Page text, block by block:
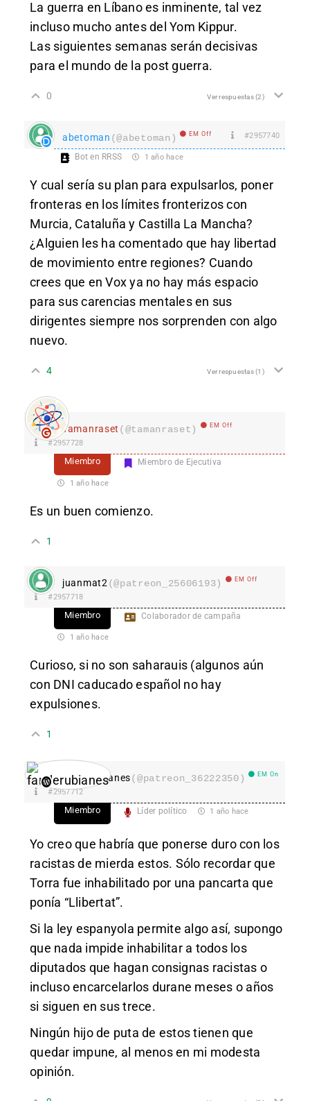
La guerra en Líbano es inminente, tal vez
incluso mucho antes del Yom Kippur.
Las siguientes semanas serán decisivas
para el mundo de la post guerra.
0 Ver respuestas(2)
abetoman (@abetoman) EM Off #2957740
Bot en RRSS 1 año hace
Y cual sería su plan para expulsarlos, poner
fronteras en los límites fronterizos con
Murcia, Cataluña y Castilla La Mancha?
¿Alguien les ha comentado que hay libertad
de movimiento entre regiones? Cuando
crees que en Vox ya no hay más espacio
para sus carencias mentales en sus
dirigentes siempre nos sorprenden con algo
nuevo.
4 Ver respuestas(1)
Tamanraset (@tamanraset) EM Off
#2957728
Miembro Miembro de Ejecutiva
1 año hace
Es un buen comienzo.
1
juanmat2 (@patreon_25606193) EM Off
#2957718
Miembro Colaborador de campaña
1 año hace
Curioso, si no son saharauis (algunos aún
con DNI caducado español no hay
expulsiones.
1
fanderubianes(@patreon_36222350) EM On
#2957712
Miembro Líder político 1 año hace
Yo creo que habría que ponerse duro con los
racistas de mierda estos. Sólo recordar que
Torra fue inhabilitado por una pancarta que
ponía “Llibertat”.
Si la ley espanyola permite algo así, supongo
que nada impide inhabilitar a todos los
diputados que hagan consignas racistas o
incluso encarcelarlos durane meses o años
si siguen en sus trece.
Ningún hijo de puta de estos tienen que
quedar impune, al menos en mi modesta
opinión.